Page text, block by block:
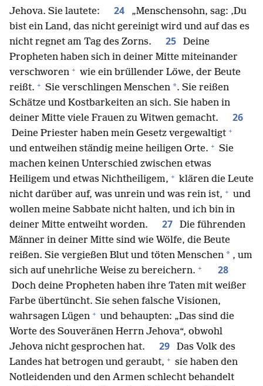
Jehova. Sie lautete:
24
„Menschensohn, sag: ‚Du
bist ein Land, das nicht gereinigt wird und auf das es
nicht regnet am Tag des Zorns.
25
Deine
Propheten haben sich in deiner Mitte miteinander
verschworen + wie ein brüllender Löwe, der Beute
reißt. + Sie verschlingen Menschen *. Sie reißen
Schätze und Kostbarkeiten an sich. Sie haben in
deiner Mitte viele Frauen zu Witwen gemacht.
26
Deine Priester haben mein Gesetz vergewaltigt +
und entweihen ständig meine heiligen Orte. + Sie
machen keinen Unterschied zwischen etwas
Heiligem und etwas Nichtheiligem, + klären die Leute
nicht darüber auf, was unrein und was rein ist, + und
wollen meine Sabbate nicht halten, und ich bin in
deiner Mitte entweiht worden.
27
Die führenden
Männer in deiner Mitte sind wie Wölfe, die Beute
reißen. Sie vergießen Blut und töten Menschen * , um
sich auf unehrliche Weise zu bereichern. + 28
Doch deine Propheten haben ihre Taten mit weißer
Farbe übertüncht. Sie sehen falsche Visionen,
wahrsagen Lügen + und behaupten: „Das sind die
Worte des Souveränen Herrn Jehova“, obwohl
Jehova nicht gesprochen hat.
29
Das Volk des
Landes hat betrogen und geraubt, + sie haben den
Notleidenden und den Armen schlecht behandelt